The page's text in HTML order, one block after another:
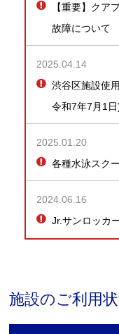
【重要】クア
故障について
2025.04.14
渋谷区施設使
令和7年7月1日
2025.01.20
各種水泳スク
2024.06.16
Jr.サンロッカ
施設のご利用